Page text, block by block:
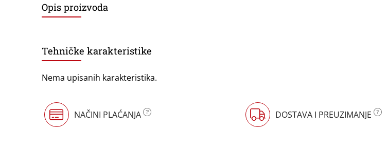
Opis proizvoda
Tehničke karakteristike
Nema upisanih karakteristika.
NAČINI PLAĆANJA DOSTAVA I PREUZIMANJE